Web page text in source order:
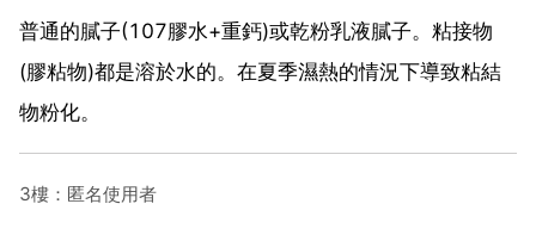
普通的膩子(107膠水+重鈣)或乾粉乳液膩子。粘接物
(膠粘物)都是溶於水的。在夏季濕熱的情況下導致粘結
物粉化。
3樓：匿名使用者